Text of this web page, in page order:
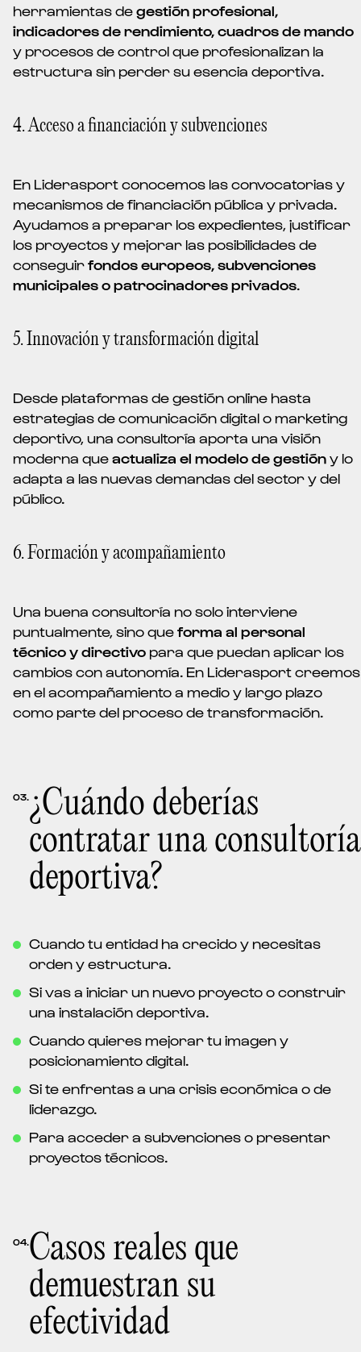
herramientas degestión profesional,
indicadores de rendimiento, cuadros de mando
y procesos de control que profesionalizan la
estructura sin perder su esencia deportiva.
4. Acceso a financiación y subvenciones
En Liderasport conocemos las convocatorias y
mecanismos de financiación pública y privada.
Ayudamos a preparar los expedientes, justificar
los proyectos y mejorar las posibilidades de
conseguirfondos europeos, subvenciones
municipales o patrocinadores privados.
5. Innovación y transformación digital
Desde plataformas de gestión online hasta
estrategias de comunicación digital o marketing
deportivo, una consultoría aporta una visión
moderna queactualiza el modelo de gestióny lo
adapta a las nuevas demandas del sector y del
público.
6. Formación y acompañamiento
Una buena consultoría no solo interviene
puntualmente, sino queforma al personal
técnico y directivo para que puedan aplicar los
cambios con autonomía. En Liderasport creemos
en el acompañamiento a medio y largo plazo
como parte del proceso de transformación.
03. ¿Cuándo deberías
contratar una consultoría
deportiva?
Cuando tu entidad ha crecido y necesitas
orden y estructura.
Si vas a iniciar un nuevo proyecto o construir
una instalación deportiva.
Cuando quieres mejorar tu imagen y
posicionamiento digital.
Si te enfrentas a una crisis económica o de
liderazgo.
Para acceder a subvenciones o presentar
proyectos técnicos.
04.Casos reales que
demuestran su
efectividad